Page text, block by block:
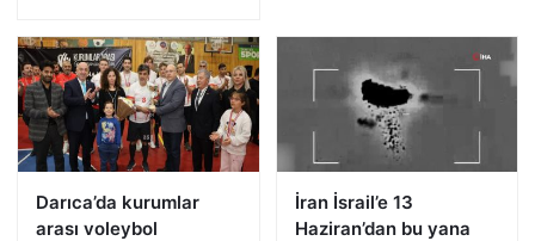
Darıca’da kurumlar
arası voleybol
İran İsrail’e 13
Haziran’dan bu yana